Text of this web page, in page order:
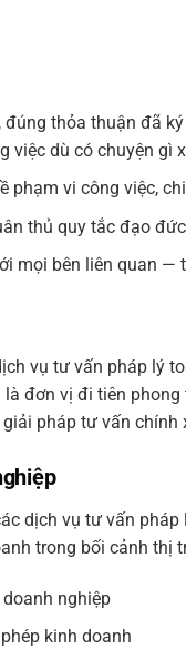
đúng thỏa thuận đã
việc dù có chuyện gì
phạm vi công việc,
thủ quy tắc đạo
mọi bên liên quan —
vụ tư vấn pháp lý
là đơn vị đi tiên
pháp tư vấn chính
dịch vụ tư vấn
trong bối cảnh thị
nghiệp
kinh doanh